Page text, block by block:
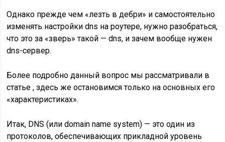
Однако прежде чем «лезть в дебри» и самостоятельно
изменять настройки dns на роутере, нужно разобраться,
что это за «зверь» такой — dns, и зачем вообще нужен
dns-сервер.
Более подробно данный вопрос мы рассматривали в
статье , здесь же остановимся только на основных его
«характеристиках».
Итак, DNS (или domain name system) — это один из
протоколов, обеспечивающих прикладной уровень